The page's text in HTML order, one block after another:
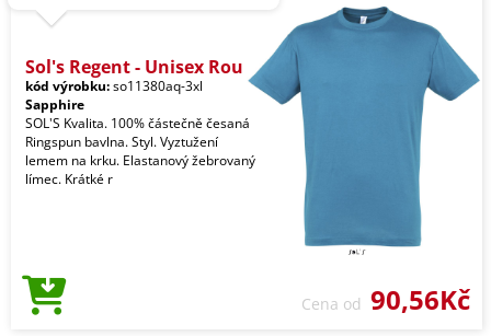
Sol's Regent - Unisex Rou
kód výrobku:so11380aq-3xl
Sapphire
SOL'S Kvalita. 100% částečně česaná
Ringspun bavlna. Styl. Vyztužení
lemem na krku. Elastanový žebrovaný
límec. Krátké r
Cena od 90,56Kč